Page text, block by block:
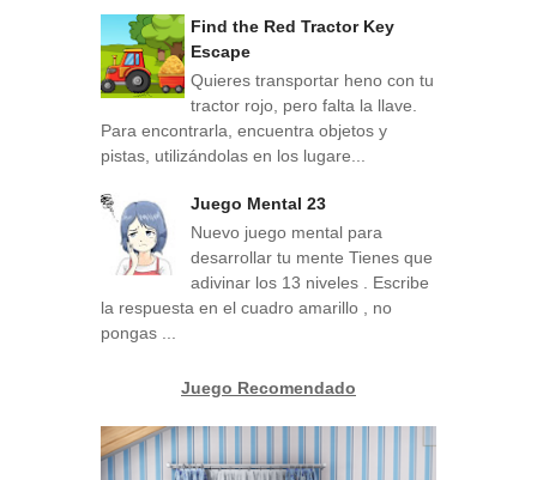
Find the Red Tractor Key
Escape
Quieres transportar heno con tu
tractor rojo, pero falta la llave.
Para encontrarla, encuentra objetos y
pistas, utilizándolas en los lugare...
Juego Mental 23
Nuevo juego mental para
desarrollar tu mente Tienes que
adivinar los 13 niveles . Escribe
la respuesta en el cuadro amarillo , no
pongas ...
Juego Recomendado